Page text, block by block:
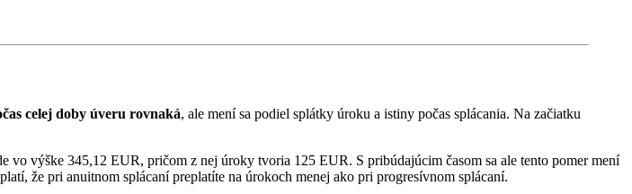
celej doby úveru rovnaká, ale mení sa podiel splátky úroku a istiny počas splácania. Na začiatku
výške 345,12 EUR, pričom z nej úroky tvoria 125 EUR. S pribúdajúcim časom sa ale tento pomer mení
že pri anuitnom splácaní preplatíte na úrokoch menej ako pri progresívnom splácaní.